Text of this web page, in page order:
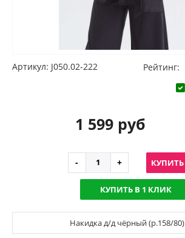
Артикул: J050.02-222
Рейтинг:
1 599 руб
КУПИТЬ
КУПИТЬ В 1 КЛИК
Накидка д/д чёрный (р.158/80)